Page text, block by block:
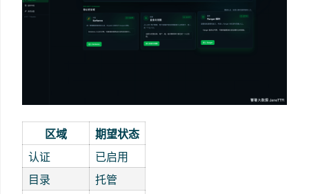
区域
期望状态
认证
已启用
目录
托管